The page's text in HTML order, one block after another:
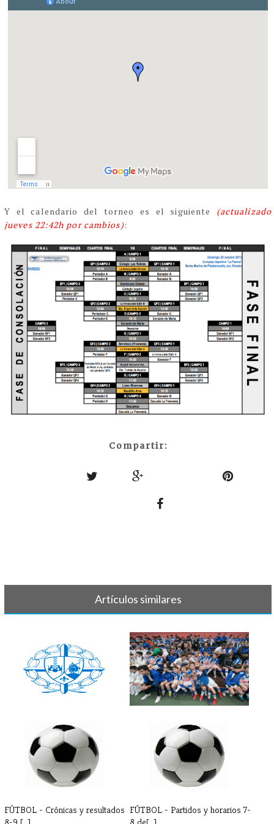
Y el calendario del torneo es el siguiente (actualizado
jueves 22:42h por cambios):
Compartir:
Artículos similares
LISTAS FÚTBOL INICIO
ENTRENAMIENTOS[...]
FÚTBOL - LISTAS 2020/2021
FÚTBOL - Crónicas y resultados FÚTBOL - Partidos y horarios 7-